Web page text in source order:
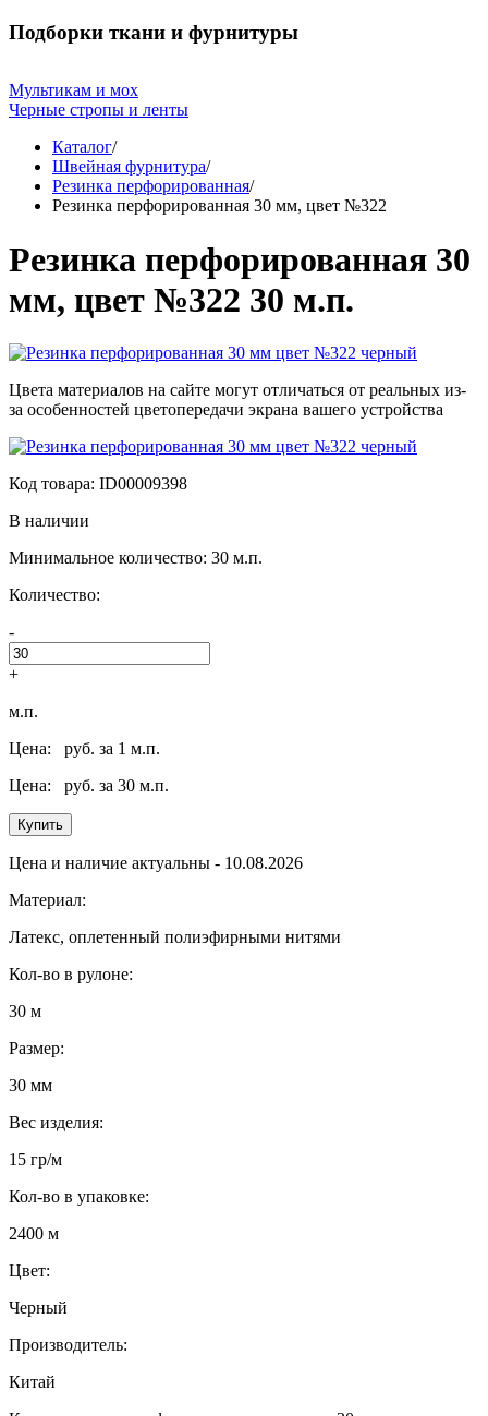
Подборки ткани и фурнитуры
Мультикам и мох
Черные стропы и ленты
Каталог/
Швейная фурнитура/
Резинка перфорированная/
Резинка перфорированная 30 мм, цвет №322
Резинка перфорированная 30
мм, цвет №322 30 м.п.
Цвета материалов на сайте могут отличаться от реальных из-
за особенностей цветопередачи экрана вашего устройства
Код товара: ID00009398
В наличии
Минимальное количество: 30 м.п.
Количество:
-
+
м.п.
Цена:
руб. за 1 м.п.
Цена:
руб. за 30 м.п.
Купить
Цена и наличие актуальны - 10.08.2026
Материал:
Латекс, оплетенный полиэфирными нитями
Кол-во в рулоне:
30 м
Размер:
30 мм
Вес изделия:
15 гр/м
Кол-во в упаковке:
2400 м
Цвет:
Черный
Производитель:
Китай